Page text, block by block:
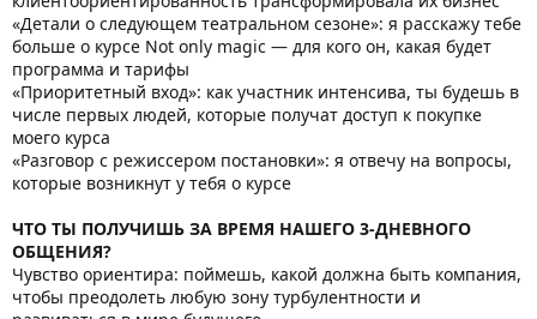
«Детали о следующем театральном сезоне»: я расскажу тебе
больше о курсе Not only magic — для кого он, какая будет
программа и тарифы
«Приоритетный вход»: как участник интенсива, ты будешь в
числе первых людей, которые получат доступ к покупке
моего курса
«Разговор с режиссером постановки»: я отвечу на вопросы,
которые возникнут у тебя о курсе
ЧТО ТЫ ПОЛУЧИШЬ ЗА ВРЕМЯ НАШЕГО 3-ДНЕВНОГО
ОБЩЕНИЯ?
Чувство ориентира: поймешь, какой должна быть компания,
чтобы преодолеть любую зону турбулентности и